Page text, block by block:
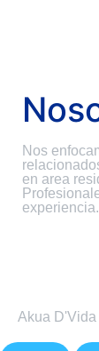
Nos
en area
experiencia.
Akua